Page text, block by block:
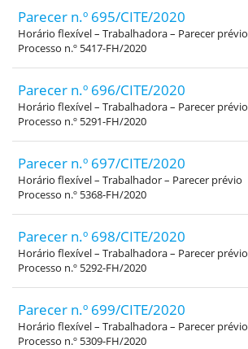
Parecer n.º 695/CITE/2020
Horário flexível – Trabalhadora – Parecer prévio
Processo n.º 5417-FH/2020
Parecer n.º 696/CITE/2020
Horário flexível – Trabalhadora – Parecer prévio
Processo n.º 5291-FH/2020
Parecer n.º 697/CITE/2020
Horário flexível – Trabalhador – Parecer prévio
Processo n.º 5368-FH/2020
Parecer n.º 698/CITE/2020
Horário flexível – Trabalhadora – Parecer prévio
Processo n.º 5292-FH/2020
Parecer n.º 699/CITE/2020
Horário flexível – Trabalhadora – Parecer prévio
Processo n.º 5309-FH/2020